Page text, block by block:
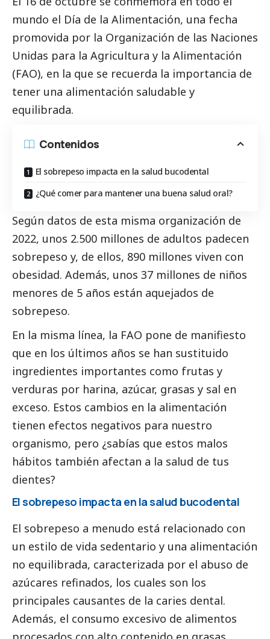
mundo el Día de la Alimentación, una fecha
promovida por la Organización de las Naciones
Unidas para la Agricultura y la Alimentación
(FAO), en la que se recuerda la importancia de
tener una alimentación saludable y
equilibrada.
Contenidos
El sobrepeso impacta en la salud bucodental
¿Qué comer para mantener una buena salud oral?
Según datos de esta misma organización de
2022, unos 2.500 millones de adultos padecen
sobrepeso y, de ellos, 890 millones viven con
obesidad. Además, unos 37 millones de niños
menores de 5 años están aquejados de
sobrepeso.
En la misma línea, la FAO pone de manifiesto
que en los últimos años se han sustituido
ingredientes importantes como frutas y
verduras por harina, azúcar, grasas y sal en
exceso. Estos cambios en la alimentación
tienen efectos negativos para nuestro
organismo, pero ¿sabías que estos malos
hábitos también afectan a la salud de tus
dientes?
El sobrepeso impacta en la salud bucodental
El sobrepeso a menudo está relacionado con
un estilo de vida sedentario y una alimentación
no equilibrada, caracterizada por el abuso de
azúcares refinados, los cuales son los
principales causantes de la caries dental.
Además, el consumo excesivo de alimentos